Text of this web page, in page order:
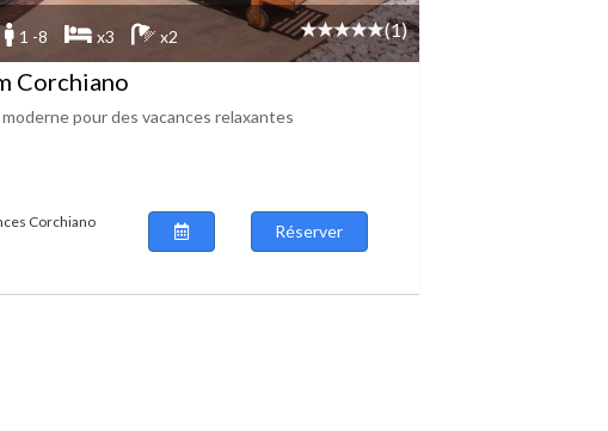
1 -8 x3 x2 (1)
Corchiano
pour des vacances relaxantes
Corchiano
Réserver